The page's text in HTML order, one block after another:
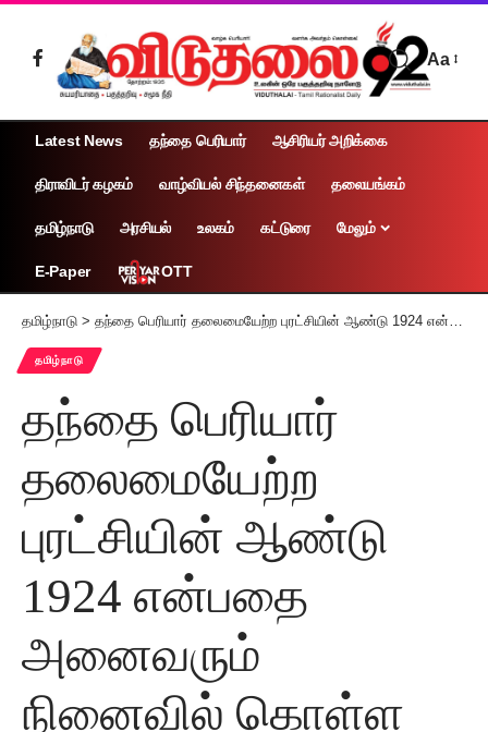
Aa
Latest News தந்தை பெரியார் ஆசிரியர் அறிக்கை
திராவிடர் கழகம் வாழ்வியல் சிந்தனைகள் தலையங்கம்
தமிழ்நாடு அரசியல் உலகம் கட்டுரை மேலும்
E-Paper OTT
தமிழ்நாடு > தந்தை பெரியார் தலைமையேற்ற புரட்சியின் ஆண்டு 1924 என்பதை அனைவரும் நினைவில் கொள்ள வேண்டும் : ப.சிதம்பரம்
தமிழ்நாடு
தந்தை பெரியார்
தலைமையேற்ற
புரட்சியின் ஆண்டு
1924 என்பதை
அனைவரும்
நினைவில் கொள்ள